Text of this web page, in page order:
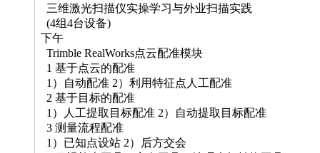
三维激光扫描仪实操学习与外业扫描实践
(4组4台设备)
下午
Trimble RealWorks点云配准模块
1 基于点云的配准
1）自动配准 2）利用特征点人工配准
2 基于目标的配准
1）人工提取目标配准 2）自动提取目标配准
3 测量流程配准
1）已知点设站 2）后方交会